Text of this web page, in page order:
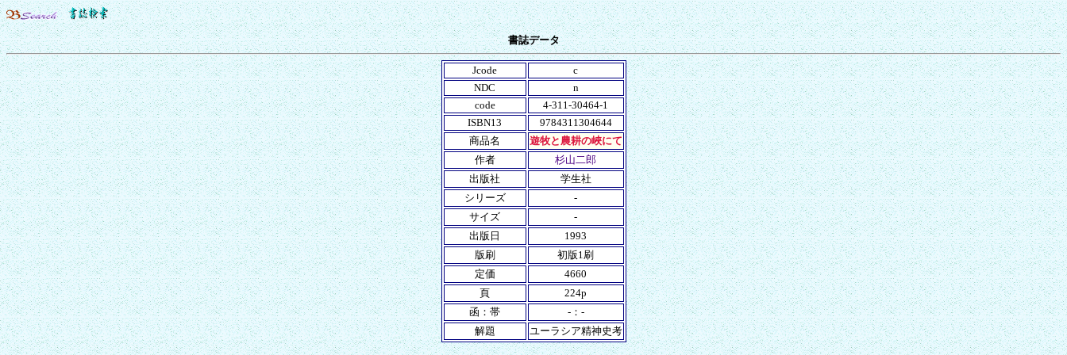
書誌データ
Jcode
c
NDC
n
code
4-311-30464-1
ISBN13
9784311304644
商品名
遊牧と農耕の峽にて
作者
杉山二郎
出版社
学生社
シリーズ
-
サイズ
-
出版日
1993
版刷
初版1刷
定価
4660
頁
224p
函：帯
-：-
解題
ユーラシア精神史考